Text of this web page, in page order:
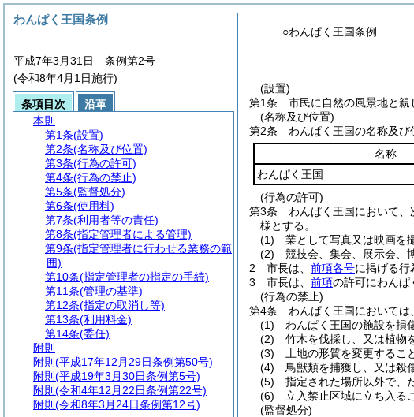
○わんぱく王国条例
(設置)
第1条
市民に自然の風景地と親
(名称及び位置)
第2条
わんぱく王国の名称及び
名称
わんぱく王国
(行為の許可)
第3条
わんぱく王国において、
様とする。
(1)
業として写真又は映画を
(2)
競技会、集会、展示会、
2
市長は、 前項各号に掲げる行
3
市長は、 前項の許可にわんぱ
(行為の禁止)
第4条
わんぱく王国においては
(1)
わんぱく王国の施設を損
(2)
竹木を伐採し、又は植物
(3)
土地の形質を変更するこ
(4)
鳥獣類を捕獲し、又は殺
(5)
指定された場所以外で、
(6)
立入禁止区域に立ち入る
(監督処分)
わんぱく王国条例
平成7年3月31日 条例第2号
(令和8年4月1日施行)
条項目次
沿革
本則
第1条(設置)
第2条(名称及び位置)
第3条(行為の許可)
第4条(行為の禁止)
第5条(監督処分)
第6条(使用料)
第7条(利用者等の責任)
第8条(指定管理者による管理)
第9条(指定管理者に行わせる業務の範
囲)
第10条(指定管理者の指定の手続)
第11条(管理の基準)
第12条(指定の取消し等)
第13条(利用料金)
第14条(委任)
附則
附則 (平成17年12月29日条例第50号)
附則 (平成19年3月30日条例第5号)
附則 (令和4年12月22日条例第22号)
附則 (令和8年3月24日条例第12号)